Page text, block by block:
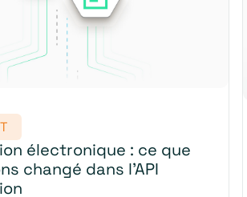
électronique : ce que
changé dans l'API